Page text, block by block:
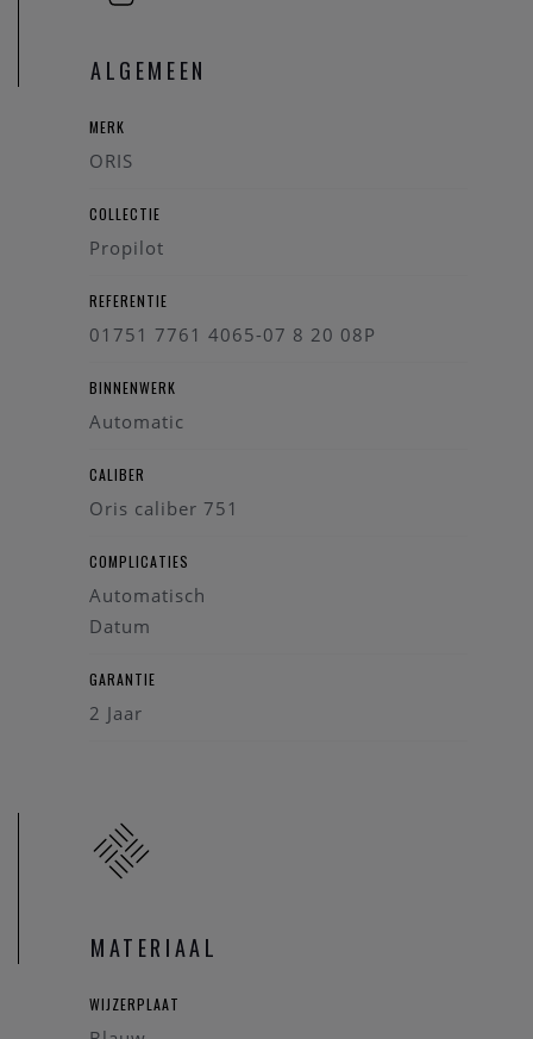
Oris, kan u steeds contact opnemen. We zullen u graag te
ALGEMEEN
MERK
ORIS
COLLECTIE
Propilot
REFERENTIE
01751 7761 4065-07 8 20 08P
BINNENWERK
Automatic
CALIBER
Oris caliber 751
COMPLICATIES
Automatisch
Datum
GARANTIE
2 Jaar
MATERIAAL
WIJZERPLAAT